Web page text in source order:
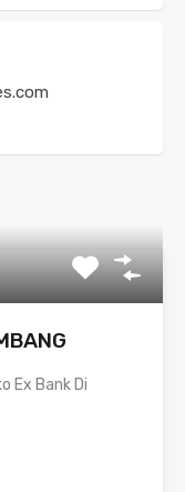
Ex Bank Di